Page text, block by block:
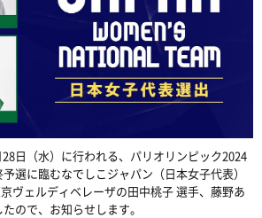
日（水）に行われる、パリオリンピック2024
選に臨むなでしこジャパン（日本女子代表）
ヴェルディベレーザの田中桃子 選手、藤野あ
ので、お知らせします。